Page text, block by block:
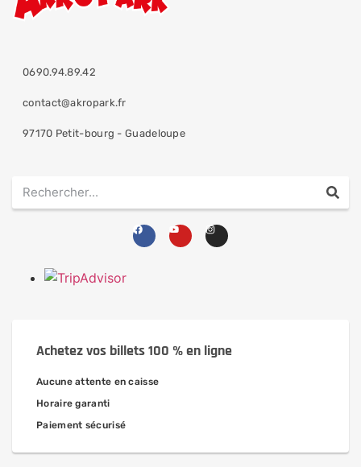
0690.94.89.42
contact@akropark.fr
97170 Petit-bourg - Guadeloupe
Achetez vos billets 100 % en ligne
Aucune attente en caisse
Horaire garanti
Paiement sécurisé